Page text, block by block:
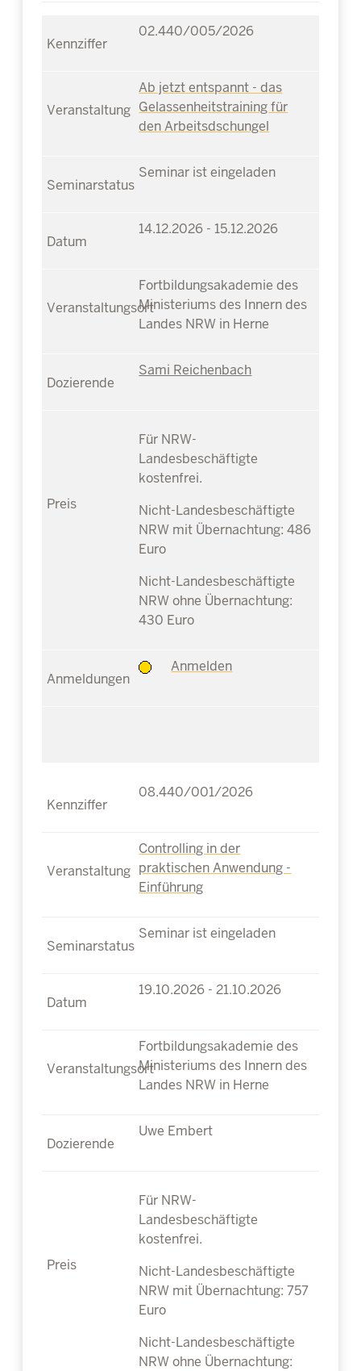
02.440/005/2026
Ab jetzt entspannt - das
Gelassenheitstraining für
den Arbeitsdschungel
Seminar ist eingeladen
14.12.2026 - 15.12.2026
Fortbildungsakademie des
Ministeriums des Innern des
Landes NRW in Herne
Sami Reichenbach
Für NRW-
Landesbeschäftigte
kostenfrei.
Nicht-Landesbeschäftigte
NRW mit Übernachtung: 486
Euro
Nicht-Landesbeschäftigte
NRW ohne Übernachtung:
430 Euro
Anmelden
08.440/001/2026
Controlling in der
praktischen Anwendung -
Einführung
Seminar ist eingeladen
19.10.2026 - 21.10.2026
Fortbildungsakademie des
Ministeriums des Innern des
Landes NRW in Herne
Uwe Embert
Für NRW-
Landesbeschäftigte
kostenfrei.
Nicht-Landesbeschäftigte
NRW mit Übernachtung: 757
Euro
Nicht-Landesbeschäftigte
NRW ohne Übernachtung: